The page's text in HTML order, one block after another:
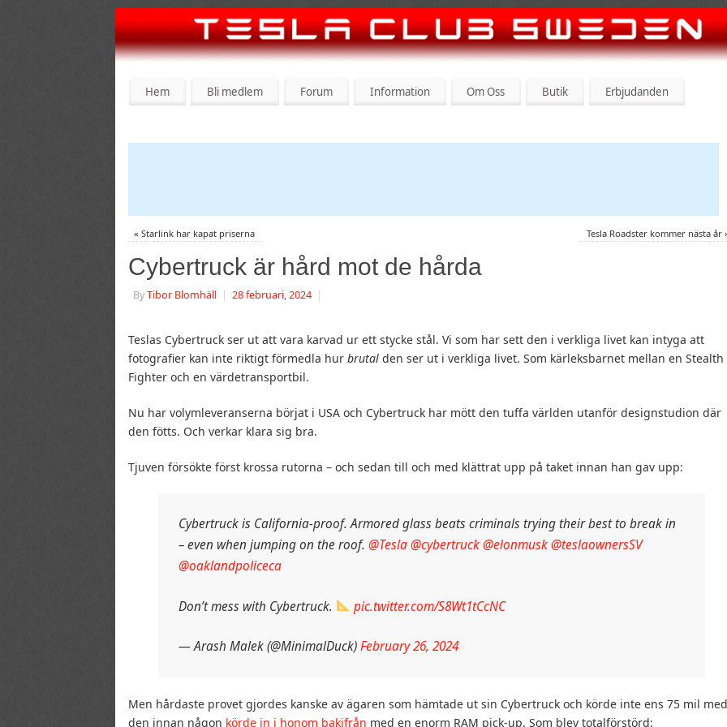
Hem Bli medlem Forum Information Om Oss Butik Erbjudanden
« Starlink har kapat priserna Tesla Roadster kommer nästa år
Cybertruck är hård mot de hårda
ByTibor Blomhäll 28 februari, 2024
Teslas Cybertruck ser ut att vara karvad ur ett stycke stål. Vi som har sett den i verkliga livet kan intyga att
fotografier kan inte riktigt förmedla hur brutal den ser ut i verkliga livet. Som kärleksbarnet mellan en Stealth
Fighter och en värdetransportbil.
Nu har volymleveranserna börjat i USA och Cybertruck har mött den tuffa världen utanför designstudion där
den fötts. Och verkar klara sig bra.
Tjuven försökte först krossa rutorna – och sedan till och med klättrat upp på taket innan han gav upp:
Cybertruck is California-proof. Armored glass beats criminals trying their best to break in
– even when jumping on the roof.@Tesla @cybertruck @elonmusk @teslaownersSV
@oaklandpoliceca
Don’t mess with Cybertruck. pic.twitter.com/S8Wt1tCcNC
— Arash Malek (@MinimalDuck)February 26, 2024
Men hårdaste provet gjordes kanske av ägaren som hämtade ut sin Cybertruck och körde inte ens 75 mil med
den innan någon körde in i honom bakifrån med en enorm RAM pick-up. Som blev totalförstörd: